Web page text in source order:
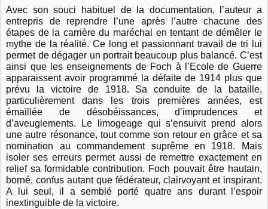
Avec son souci habituel de la documentation, l’auteur a
entrepris de reprendre l’une après l’autre chacune des
étapes de la carrière du maréchal en tentant de démêler le
mythe de la réalité. Ce long et passionnant travail de tri lui
permet de dégager un portrait beaucoup plus balancé. C’est
ainsi que les enseignements de Foch à l’Ecole de Guerre
apparaissent avoir programmé la défaite de 1914 plus que
prévu la victoire de 1918. Sa conduite de la bataille,
particulièrement dans les trois premières années, est
émaillée de désobéissances, d’imprudences et
d’aveuglements. Le limogeage qui s’ensuivit prend alors
une autre résonance, tout comme son retour en grâce et sa
nomination au commandement suprême en 1918. Mais
isoler ses erreurs permet aussi de remettre exactement en
relief sa formidable contribution. Foch pouvait être hautain,
borné, confus autant que fédérateur, clairvoyant et inspirant.
A lui seul, il a semblé porté quatre ans durant l’espoir
inextinguible de la victoire.